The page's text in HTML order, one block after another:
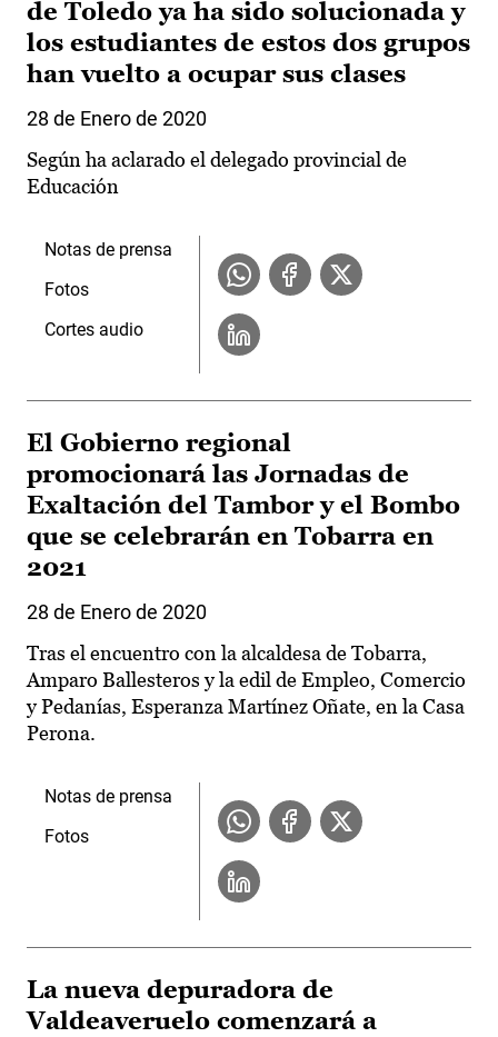
de Toledo ya ha sido solucionada y
los estudiantes de estos dos grupos
han vuelto a ocupar sus clases
28 de Enero de 2020
Según ha aclarado el delegado provincial de
Educación
Notas de prensa
Fotos
Cortes audio
El Gobierno regional
promocionará las Jornadas de
Exaltación del Tambor y el Bombo
que se celebrarán en Tobarra en
2021
28 de Enero de 2020
Tras el encuentro con la alcaldesa de Tobarra,
Amparo Ballesteros y la edil de Empleo, Comercio
y Pedanías, Esperanza Martínez Oñate, en la Casa
Perona.
Notas de prensa
Fotos
La nueva depuradora de
Valdeaveruelo comenzará a